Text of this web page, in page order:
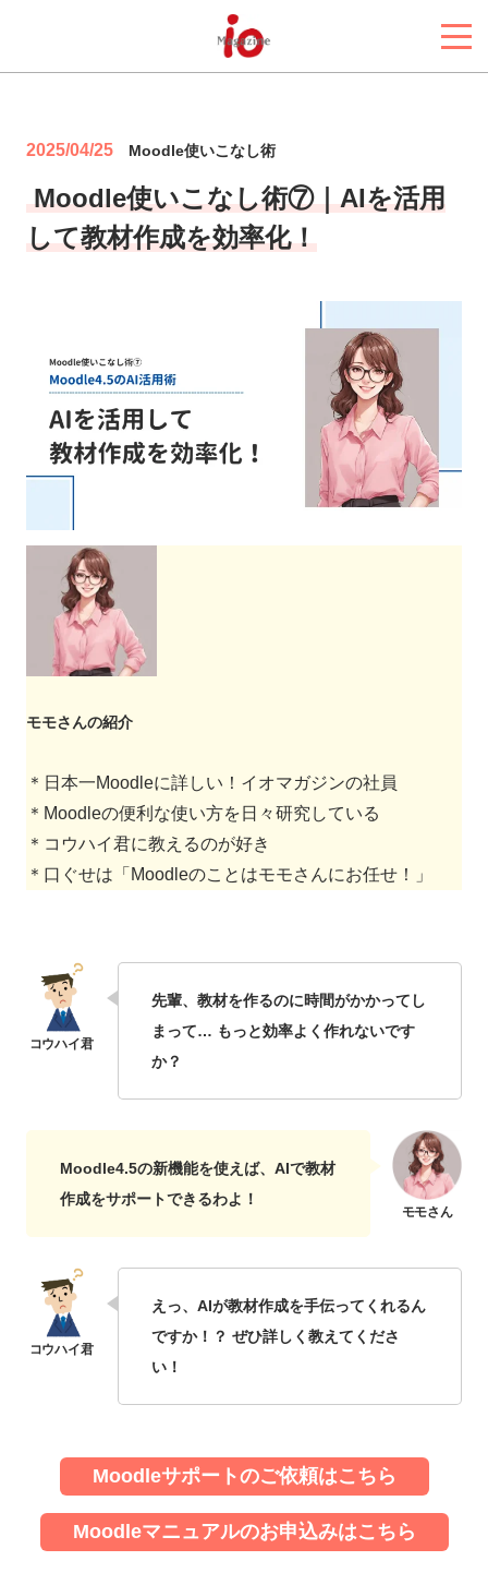
2025/04/25 Moodle使いこなし術
Moodle使いこなし術⑦｜AIを活用
して教材作成を効率化！
モモさんの紹介
＊日本一Moodleに詳しい！イオマガジンの社員
＊Moodleの便利な使い方を日々研究している
＊コウハイ君に教えるのが好き
＊口ぐせは「Moodleのことはモモさんにお任せ！」
先輩、教材を作るのに時間がかかってし
まって… もっと効率よく作れないです
か？
Moodle4.5の新機能を使えば、AIで教材
作成をサポートできるわよ！
えっ、AIが教材作成を手伝ってくれるん
ですか！？ ぜひ詳しく教えてくださ
い！
Moodleサポートのご依頼はこちら
Moodleマニュアルのお申込みはこちら